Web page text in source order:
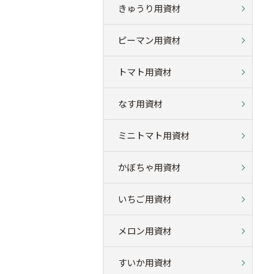
きゅうり用資材
ピーマン用資材
トマト用資材
なす用資材
ミニトマト用資材
かぼちゃ用資材
いちご用資材
メロン用資材
すいか用資材